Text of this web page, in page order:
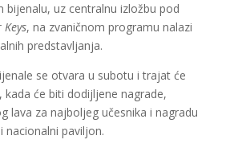
bijenalu, uz centralnu izložbu pod
, na zvaničnom programu nalazi
predstavljanja.
se otvara u subotu i trajat će
kada će biti dodijljene nagrade,
lava za najboljeg učesnika i nagradu
nacionalni paviljon.